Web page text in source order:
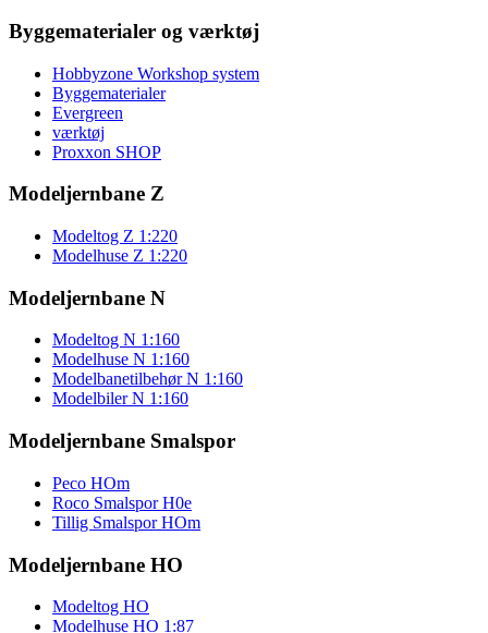
Byggematerialer og værktøj
Hobbyzone Workshop system
Byggematerialer
Evergreen
værktøj
Proxxon SHOP
Modeljernbane Z
Modeltog Z 1:220
Modelhuse Z 1:220
Modeljernbane N
Modeltog N 1:160
Modelhuse N 1:160
Modelbanetilbehør N 1:160
Modelbiler N 1:160
Modeljernbane Smalspor
Peco HOm
Roco Smalspor H0e
Tillig Smalspor HOm
Modeljernbane HO
Modeltog HO
Modelhuse HO 1:87